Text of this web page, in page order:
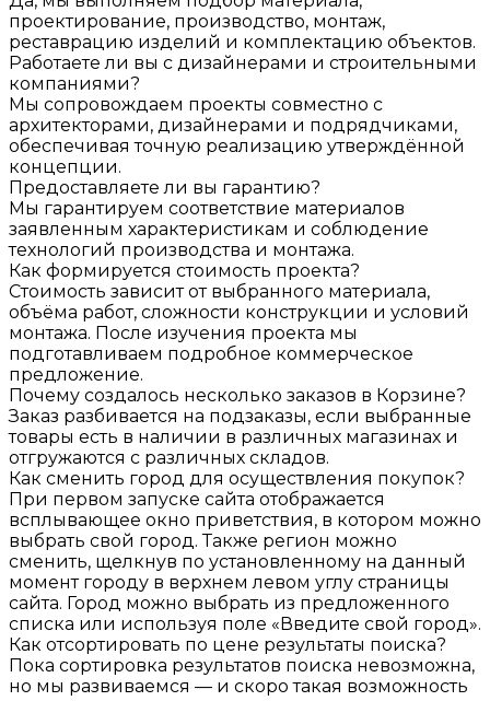
проектирование, производство, монтаж,
реставрацию изделий и комплектацию объектов.
Работаете ли вы с дизайнерами и строительными
компаниями?
Мы сопровождаем проекты совместно с
архитекторами, дизайнерами и подрядчиками,
обеспечивая точную реализацию утверждённой
концепции.
Предоставляете ли вы гарантию?
Мы гарантируем соответствие материалов
заявленным характеристикам и соблюдение
технологий производства и монтажа.
Как формируется стоимость проекта?
Стоимость зависит от выбранного материала,
объёма работ, сложности конструкции и условий
монтажа. После изучения проекта мы
подготавливаем подробное коммерческое
предложение.
Почему создалось несколько заказов в Корзине?
Заказ разбивается на подзаказы, если выбранные
товары есть в наличии в различных магазинах и
отгружаются с различных складов.
Как сменить город для осуществления покупок?
При первом запуске сайта отображается
всплывающее окно приветствия, в котором можно
выбрать свой город. Также регион можно
сменить, щелкнув по установленному на данный
момент городу в верхнем левом углу страницы
сайта. Город можно выбрать из предложенного
списка или используя поле «Введите свой город».
Как отсортировать по цене результаты поиска?
Пока сортировка результатов поиска невозможна,
но мы развиваемся — и скоро такая возможность